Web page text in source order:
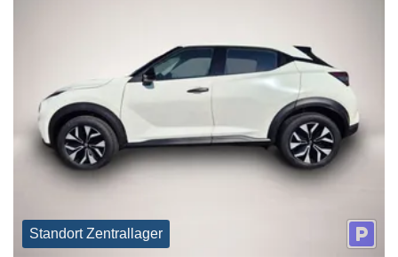
Standort Zentrallager